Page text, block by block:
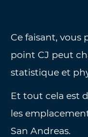
Ce faisant, vous
point CJ peut
statistique et
Et tout cela est
les
San Andreas.